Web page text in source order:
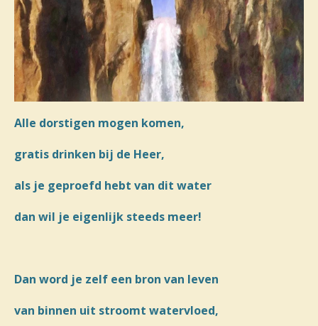
Alle dorstigen mogen komen,
gratis drinken bij de Heer,
als je geproefd hebt van dit water
dan wil je eigenlijk steeds meer!
Dan word je zelf een bron van leven
van binnen uit stroomt watervloed,